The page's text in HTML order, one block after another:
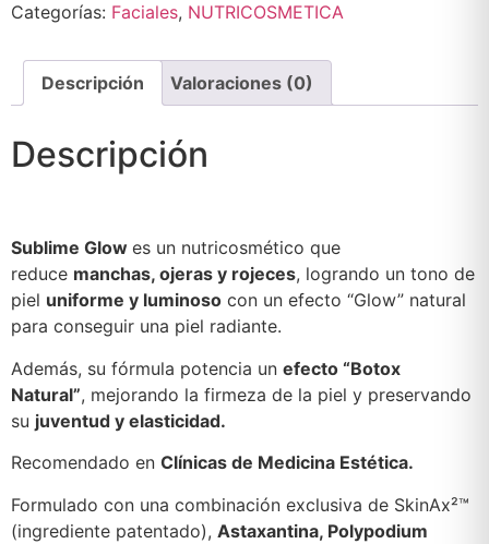
Categorías: Faciales, NUTRICOSMETICA
Descripción Valoraciones (0)
Descripción
Sublime Glow es un nutricosmético que
reduce manchas, ojeras y rojeces, logrando un tono de
piel uniforme y luminoso con un efecto “Glow” natural
para conseguir una piel radiante.
Además, su fórmula potencia un efecto “Botox
Natural”, mejorando la firmeza de la piel y preservando
su juventud y elasticidad.
Recomendado en Clínicas de Medicina Estética.
Formulado con una combinación exclusiva de SkinAx²™
(ingrediente patentado), Astaxantina, Polypodium